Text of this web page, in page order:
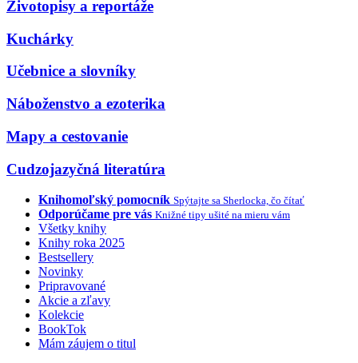
Životopisy a reportáže
Kuchárky
Učebnice a slovníky
Náboženstvo a ezoterika
Mapy a cestovanie
Cudzojazyčná literatúra
Knihomoľský pomocník Spýtajte sa Sherlocka, čo čítať
Odporúčame pre vás Knižné tipy ušité na mieru vám
Všetky knihy
Knihy roka 2025
Bestsellery
Novinky
Pripravované
Akcie a zľavy
Kolekcie
BookTok
Mám záujem o titul